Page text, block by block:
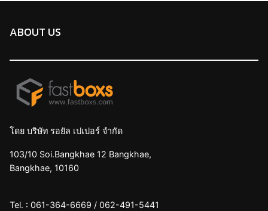
ABOUT US
โดย บริษัท รอยัล เปเปอร์ จำกัด
103/10 Soi.Bangkhae 12 Bangkhae,
Bangkhae, 10160
Tel. : 061-364-6669 / 062-491-5441